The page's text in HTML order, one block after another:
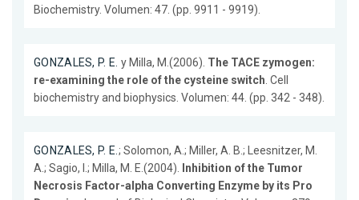
Biochemistry. Volumen: 47. (pp. 9911 - 9919).
GONZALES, P. E. y Milla, M.(2006). The TACE zymogen:
re-examining the role of the cysteine switch. Cell
biochemistry and biophysics. Volumen: 44. (pp. 342 - 348).
GONZALES, P. E.; Solomon, A.; Miller, A. B.; Leesnitzer, M.
A.; Sagio, I.; Milla, M. E.(2004). Inhibition of the Tumor
Necrosis Factor-alpha Converting Enzyme by its Pro